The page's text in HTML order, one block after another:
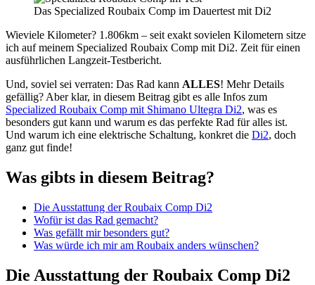
Das Specialized Roubaix Comp im Dauertest mit Di2
Wieviele Kilometer? 1.806km – seit exakt sovielen Kilometern sitze
ich auf meinem Specialized Roubaix Comp mit Di2. Zeit für einen
ausführlichen Langzeit-Testbericht.
Und, soviel sei verraten: Das Rad kann ALLES! Mehr Details
gefällig? Aber klar, in diesem Beitrag gibt es alle Infos zum
Specialized Roubaix Comp mit Shimano Ultegra Di2, was es
besonders gut kann und warum es das perfekte Rad für alles ist.
Und warum ich eine elektrische Schaltung, konkret die Di2, doch
ganz gut finde!
Was gibts in diesem Beitrag?
Die Ausstattung der Roubaix Comp Di2
Wofür ist das Rad gemacht?
Was gefällt mir besonders gut?
Was würde ich mir am Roubaix anders wünschen?
Die Ausstattung der Roubaix Comp Di2